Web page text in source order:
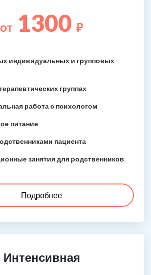
от 1300 ₽
индивидуальных и групповых
группах
работа с психологом
питание
пациента
занятия для родственников
Подробнее
Интенсивная